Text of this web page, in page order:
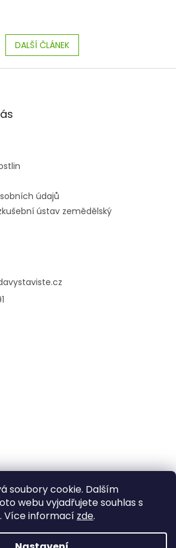
soubory cookie. Dalším
webu vyjadřujete souhlas s
Více informací zde.
DALŠÍ ČLÁNEK
údajů
ústav zemědělský
Vytvořil Shoptet